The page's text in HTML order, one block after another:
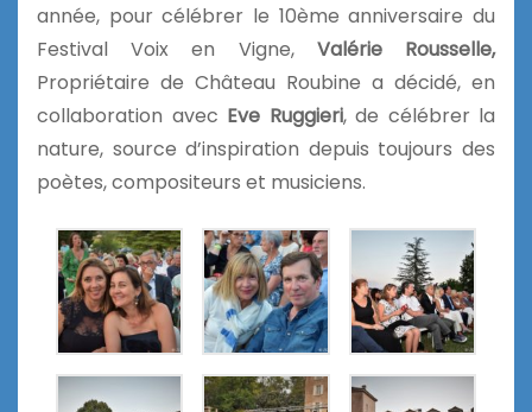
année, pour célébrer le 10ème anniversaire du
Festival Voix en Vigne, Valérie Rousselle,
Propriétaire de Château Roubine a décidé, en
collaboration avec Eve Ruggieri, de célébrer la
nature, source d’inspiration depuis toujours des
poètes, compositeurs et musiciens.